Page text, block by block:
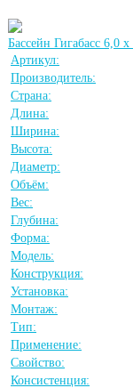
Бассейн Гигабасс 6,0
Артикул:
Производитель:
Страна:
Длина:
Ширина:
Высота:
Диаметр:
Объём:
Вес:
Глубина:
Форма:
Модель:
Конструкция:
Установка:
Монтаж:
Тип:
Применение:
Свойство:
Консистенция: